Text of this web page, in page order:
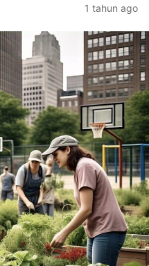
1 tahun ago